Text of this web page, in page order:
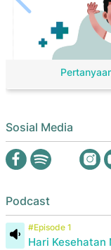
Sosial Media
Podcast
#Episode 1
Hari Kesehatan